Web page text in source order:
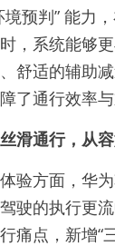
预判” 能力
，系统能够
舒适的辅助
了通行效率与
滑通行，从
验方面，华
驶的执行更流
痛点，新增“